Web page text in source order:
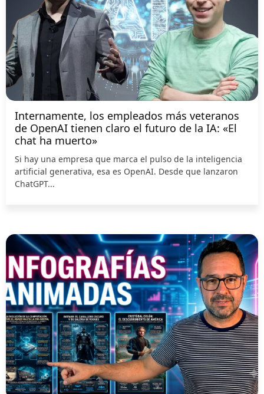
Internamente, los empleados más veteranos
de OpenAI tienen claro el futuro de la IA: «El
chat ha muerto»
Si hay una empresa que marca el pulso de la inteligencia
artificial generativa, esa es OpenAI. Desde que lanzaron
ChatGPT...